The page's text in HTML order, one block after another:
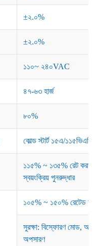
±২.০%
±২.০%
১১০~ ২৪০VAC
৪৭-৬৩ হার্জ
৮০%
কোল্ড স্টার্ট ১৫এ/১১৫ভিএসি
১১৫% ~ ১৩৫% রেট করা
স্বয়ংক্রিয় পুনরুদ্ধার
১০৫% ~ ১৫০% রেটেড
সুরক্ষা: বিস্ফোরণ মোড,
অপসারণ